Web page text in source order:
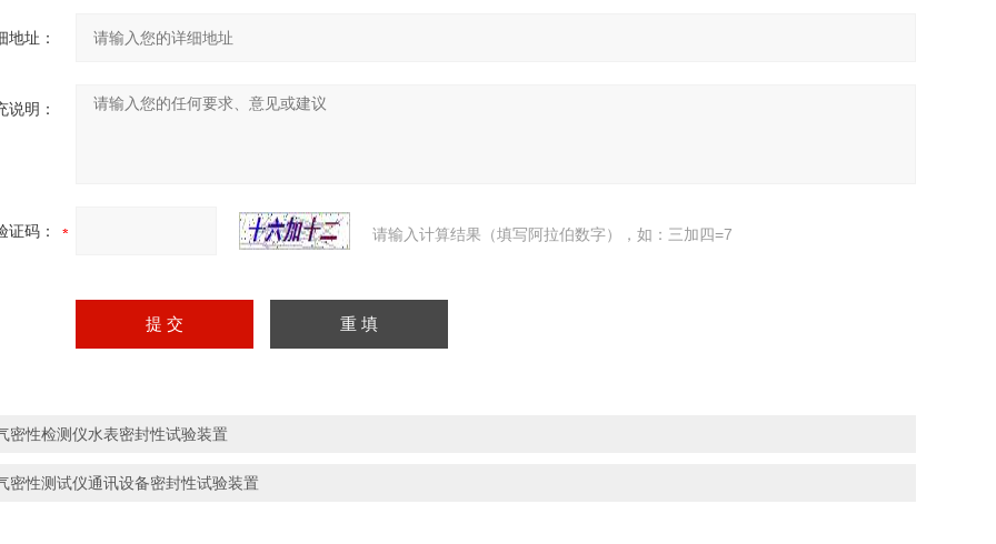
地址：
说明：
证码： 请输入计算结果（填写阿拉伯数字），如：三加四=7
密性检测仪水表密封性试验装置
密性测试仪通讯设备密封性试验装置